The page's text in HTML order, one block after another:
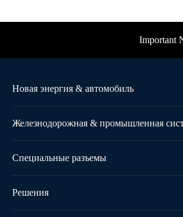
Important
Новая энергия & автомобиль
Железнодорожная & промышленная
Специальные разъемы
Решения